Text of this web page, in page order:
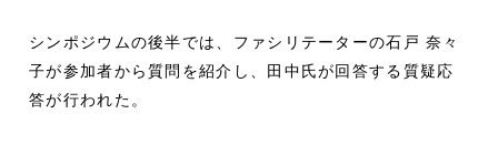
シンポジウムの後半では、ファシリテーターの石戸 奈々
子が参加者から質問を紹介し、田中氏が回答する質疑応
答が行われた。